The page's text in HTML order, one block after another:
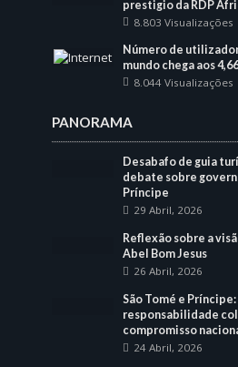
prestigio da RDP
8.803 Visualizações
Número de
mundo chega aos
8.044 Visualizações
PANORAMA
Desabafo de guia
debate sobre
Príncipe
29 Abril, 2026
Reflexão sobre a
Abel Bom Jesus
26 Abril, 2026
São Tomé e
responsabilidade
compromisso
24 Abril, 2026